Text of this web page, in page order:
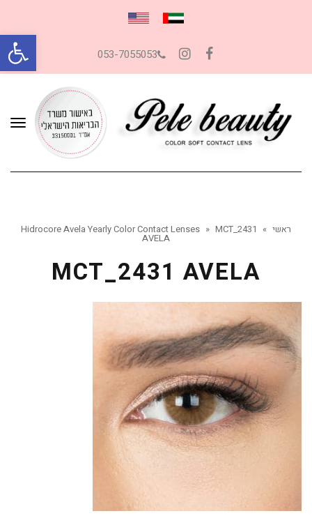
פתח 053-7055053
ראשי »
Hidrocore Avela Yearly Color Contact Lenses » MCT_2431
AVELA
MCT_2431 AVELA